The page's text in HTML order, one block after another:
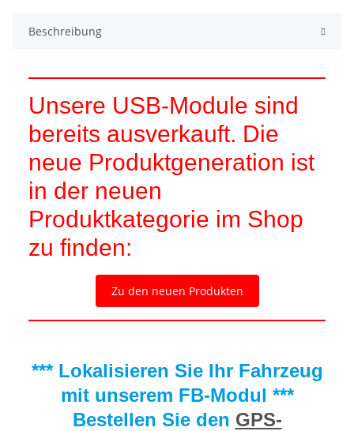
Beschreibung
Unsere USB-Module sind
bereits ausverkauft. Die
neue Produktgeneration ist
in der neuen
Produktkategorie im Shop
zu finden:
Zu den neuen Produkten
*** Lokalisieren Sie Ihr Fahrzeug
mit unserem FB-Modul ***
Bestellen Sie den GPS-